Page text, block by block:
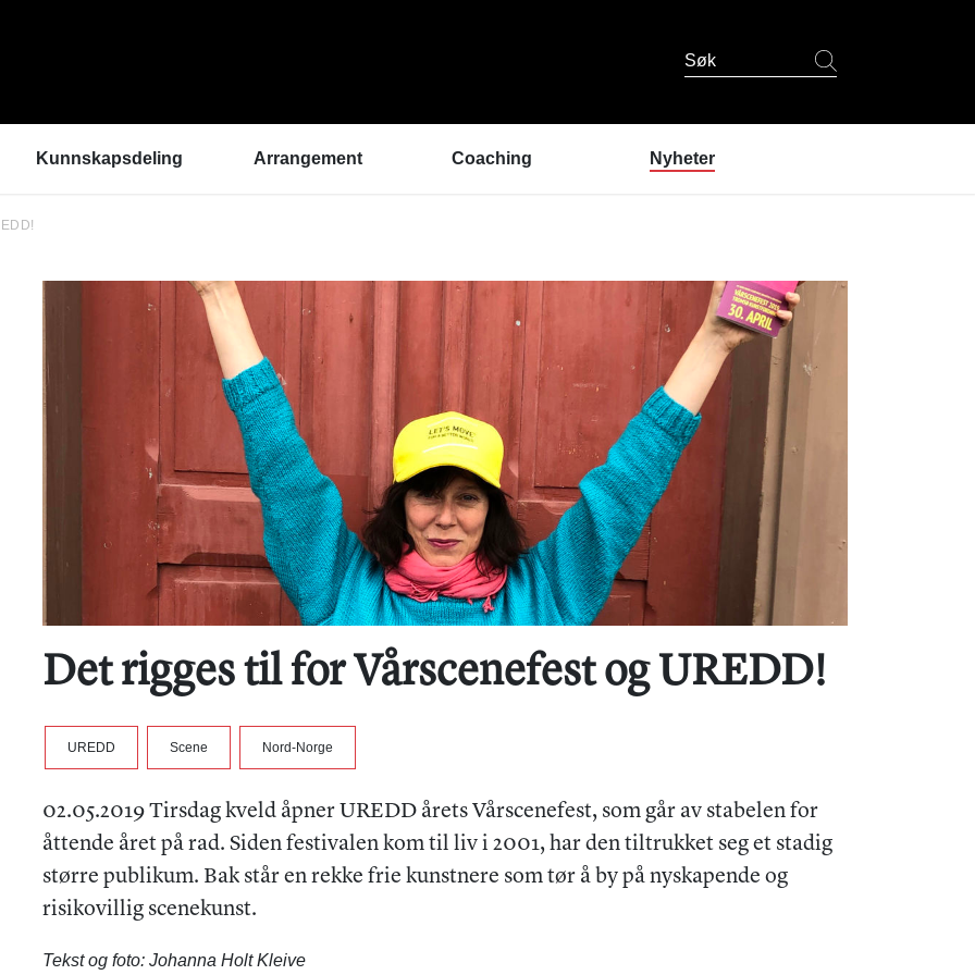
Søk
Kunnskapsdeling
Se en gang til - bedre
rekrutteringsprosesser
Sammen om like muligheter
Arrangement Coaching
Vil du prøve coaching? /
Påmelding
Nyheter
Det rigges til for Vårscenefest og UREDD!
UREDD Scene Nord-Norge
02.05.2019 Tirsdag kveld åpner UREDD årets Vårscenefest, som går av stabelen for
åttende året på rad. Siden festivalen kom til liv i 2001, har den tiltrukket seg et stadig
større publikum. Bak står en rekke frie kunstnere som tør å by på nyskapende og
risikovillig scenekunst.
Tekst og foto: Johanna Holt Kleive